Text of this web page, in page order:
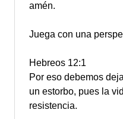
amén.
Juega con una
Hebreos 12:1
Por eso debemos
un estorbo, pues la
resistencia.